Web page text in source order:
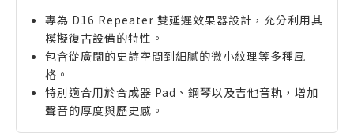
專為 D16 Repeater 雙延遲效果器設計，充分利用其
模擬復古設備的特性。
包含從廣闊的史詩空間到細膩的微小紋理等多種風
格。
特別適合用於合成器 Pad、鋼琴以及吉他音軌，增加
聲音的厚度與歷史感。